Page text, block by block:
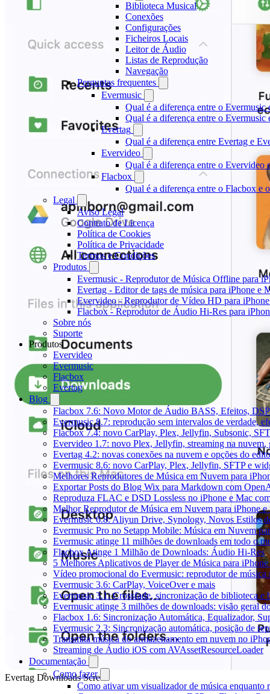
Biblioteca Musical
Conexões
Configurações
Ficheiros Locais
Leitor de Áudio
Listas de Reprodução
Navegação
Perguntas frequentes
Evermusic
Qual é a diferença entre o Evermusic
Qual é a diferença entre o
Evertag
Qual é a diferença entre Evertag e
Evervideo
Qual é a diferença entre o Evervideo
Flacbox
Qual é a diferença entre o Flacbox e
Legal
Aviso Legal
Contrato de Licença
Política de Cookies
Política de Privacidade
Termos e Condições
Produtos
Evermusic - Reprodutor de Música Offline para
Evertag - Editor de tags de música para iPhone e
Evervideo - Reprodutor de Vídeo HD para
Flacbox - Reprodutor de Áudio Hi-Res para
Sobre nós
Suporte
Produtos
Evervideo
Evermusic
Flacbox
Evertag
Blog
Flacbox 7.6: Novo Motor de Áudio BASS, Efeitos,
Evermusic 8.7: reprodução sem intervalos de verdade,
Flacbox 7.4: novo CarPlay, Plex, Jellyfin, Subsonic,
Evervideo 1.7: novo Plex, Jellyfin, streaming na nuvem,
Evertag 4.2: novas conexões na nuvem e opções do
Evermusic 8.6: novo CarPlay, Plex, Jellyfin, SFTP e
Melhores Reprodutores de Música em Nuvem para
Exportar Posts do Blog Wix para Markdown com
Reproduza FLAC e DSD Lossless no iPhone e Mac
Melhor Reprodutor de Música em Nuvem para iPhone e
Evermusic 6.8: Aliyun Drive, Synology, Novos Estilos
Evermusic Pro no Setapp Mobile: Música em Nuvem
Evermusic atinge 11 milhões de downloads em todo o
Flacbox Atinge 1 Milhão de Downloads: Áudio Hi-Res
5 Melhores Aplicativos de Player de Música para
Vídeo promocional do Evermusic: reprodutor de música
Evermusic 3.6: CarPlay, VoiceOver e mais
Evermusic 3.1: Crossfade, sincronização de biblioteca e
Evermusic atinge 3 milhões de downloads: visão geral
Flacbox 1.6: Sincronização Automática, Equalizador,
Evermusic 2.3: Sincronização automática, posição de
Transmita música do armazenamento em nuvem no
Streaming de Áudio iOS com AVAssetResourceLoader
Documentação
Como fazer
Como ativar um visualizador de música enquanto
Evertag Downloads Screen